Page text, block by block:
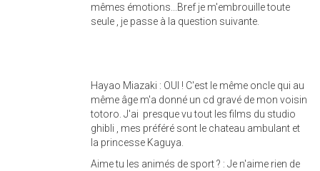
mêmes émotions...Bref je m'embrouille toute
seule , je passe à la question suivante.
Hayao Miazaki : OUI ! C'est le même oncle qui au
même âge m'a donné un cd gravé de mon voisin
totoro. J'ai presque vu tout les films du studio
ghibli , mes préféré sont le chateau ambulant et
la princesse Kaguya.
Aime tu les animés de sport ? : Je n'aime rien de